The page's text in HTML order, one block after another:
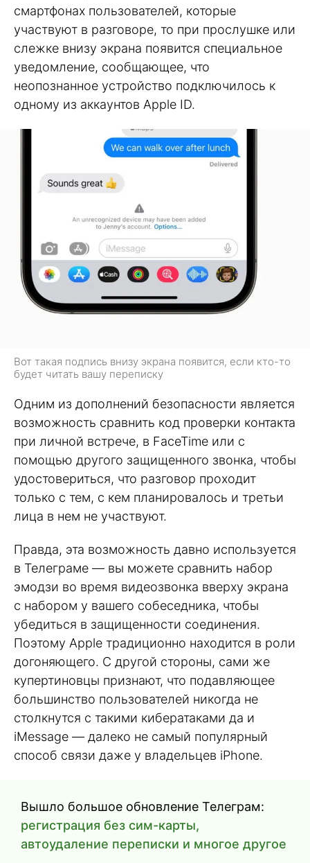
смартфонах пользователей, которые
участвуют в разговоре, то при прослушке или
слежке внизу экрана появится специальное
уведомление, сообщающее, что
неопознанное устройство подключилось к
одному из аккаунтов Apple ID.
Вот такая подпись внизу экрана появится, если кто-то
будет читать вашу переписку
Одним из дополнений безопасности является
возможность сравнить код проверки контакта
при личной встрече, в FaceTime или с
помощью другого защищенного звонка, чтобы
удостовериться, что разговор проходит
только с тем, с кем планировалось и третьи
лица в нем не участвуют.
Правда, эта возможность давно используется
в Телеграме — вы можете сравнить набор
эмодзи во время видеозвонка вверху экрана
с набором у вашего собеседника, чтобы
убедиться в защищенности соединения.
Поэтому Apple традиционно находится в роли
догоняющего. С другой стороны, сами же
купертиновцы признают, что подавляющее
большинство пользователей никогда не
столкнутся с такими кибератаками да и
iMessage — далеко не самый популярный
способ связи даже у владельцев iPhone.
Вышло большое обновление Телеграм:
регистрация без сим-карты,
автоудаление переписки и многое другое